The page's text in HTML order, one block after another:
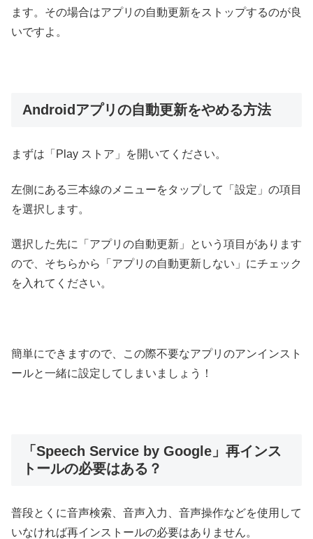
ます。その場合はアプリの自動更新をストップするのが良
いですよ。
Androidアプリの自動更新をやめる方法
まずは「Play ストア」を開いてください。
左側にある三本線のメニューをタップして「設定」の項目
を選択します。
選択した先に「アプリの自動更新」という項目があります
ので、そちらから「アプリの自動更新しない」にチェック
を入れてください。
簡単にできますので、この際不要なアプリのアンインスト
ールと一緒に設定してしまいましょう！
「Speech Service by Google」再インス
トールの必要はある？
普段とくに音声検索、音声入力、音声操作などを使用して
いなければ再インストールの必要はありません。